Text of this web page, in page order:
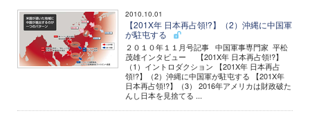
2010.10.01
【201X年 日本再占領!?】（2）沖縄に中国軍
が駐屯する
２０１０年１１月号記事 中国軍事専門家 平松
茂雄インタビュー 【201X年 日本再占領!?】
（1）イントロダクション 【201X年 日本再占
領!?】（2）沖縄に中国軍が駐屯する 【201X年
日本再占領!?】（3） 2016年アメリカは財政破た
んし日本を見捨てる ...